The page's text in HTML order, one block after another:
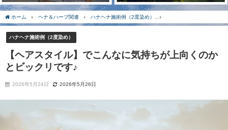
ホーム ヘナ＆ハーブ関連 ハナヘナ施術例（2度染め）
ハナヘナ施術例（2度染め）
【ヘアスタイル】でこんなに気持ちが上向くのか
とビックリです♪
2026年5月24日 2026年5月26日